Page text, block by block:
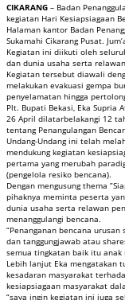
CIKARANG – Badan
kegiatan Hari Kesiapsiagaan
Halaman kantor Badan
Sukamahi Cikarang Pusat.
Kegiatan ini diikuti oleh
dan dunia usaha serta
Kegiatan tersebut diawali
melakukan evakuasi gempa
penyelamatan hingga
Plt. Bupati Bekasi, Eka Supria
26 April dilatarbelakangi 12
tentang Penangulangan
Undang-Undang ini telah
mendukung kegiatan
pertama yang merubah
(pengelola resiko bencana).
Dengan mengusung thema
pihaknya meminta peserta
dunia usaha serta relawan
menanggulangi bencana.
“Penanganan bencana
dan tanggungjawab atau
semua tingkatan baik itu anak
Lebih lanjut Eka mengatakan
kesadaran masyarakat
kesiapsiagaan masyarakat
“saya ingin kegiatan ini juga